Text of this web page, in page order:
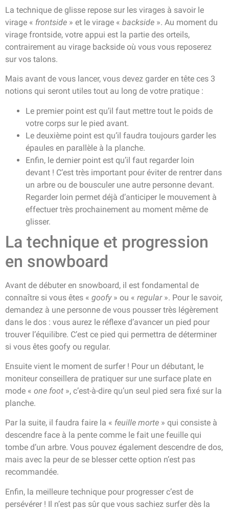
La technique de glisse repose sur les virages à savoir le
virage « frontside » et le virage « backside ». Au moment du
virage frontside, votre appui est la partie des orteils,
contrairement au virage backside où vous vous reposerez
sur vos talons.
Mais avant de vous lancer, vous devez garder en tête ces 3
notions qui seront utiles tout au long de votre pratique :
Le premier point est qu’il faut mettre tout le poids de
votre corps sur le pied avant.
Le deuxième point est qu’il faudra toujours garder les
épaules en parallèle à la planche.
Enfin, le dernier point est qu’il faut regarder loin
devant ! C’est très important pour éviter de rentrer dans
un arbre ou de bousculer une autre personne devant.
Regarder loin permet déjà d’anticiper le mouvement à
effectuer très prochainement au moment même de
glisser.
La technique et progression
en snowboard
Avant de débuter en snowboard, il est fondamental de
connaître si vous êtes « goofy» ou « regular». Pour le savoir,
demandez à une personne de vous pousser très légèrement
dans le dos : vous aurez le réflexe d’avancer un pied pour
trouver l’équilibre. C’est ce pied qui permettra de déterminer
si vous êtes goofy ou regular.
Ensuite vient le moment de surfer ! Pour un débutant, le
moniteur conseillera de pratiquer sur une surface plate en
mode « one foot », c’est-à-dire qu’un seul pied sera fixé sur la
planche.
Par la suite, il faudra faire la « feuille morte » qui consiste à
descendre face à la pente comme le fait une feuille qui
tombe d’un arbre. Vous pouvez également descendre de dos,
mais avec la peur de se blesser cette option n’est pas
recommandée.
Enfin, la meilleure technique pour progresser c’est de
persévérer ! Il n’est pas sûr que vous sachiez surfer dès la